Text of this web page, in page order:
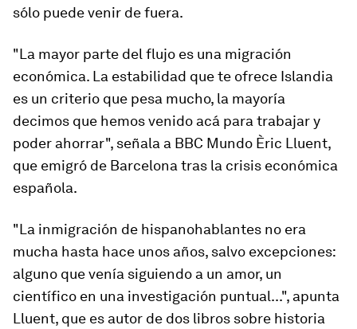
sólo puede venir de fuera.
"La mayor parte del flujo es una migración
económica. La estabilidad que te ofrece Islandia
es un criterio que pesa mucho, la mayoría
decimos que hemos venido acá para trabajar y
poder ahorrar", señala a BBC Mundo Èric Lluent,
que emigró de Barcelona tras la crisis económica
española.
"La inmigración de hispanohablantes no era
mucha hasta hace unos años, salvo excepciones:
alguno que venía siguiendo a un amor, un
científico en una investigación puntual...", apunta
Lluent, que es autor de dos libros sobre historia